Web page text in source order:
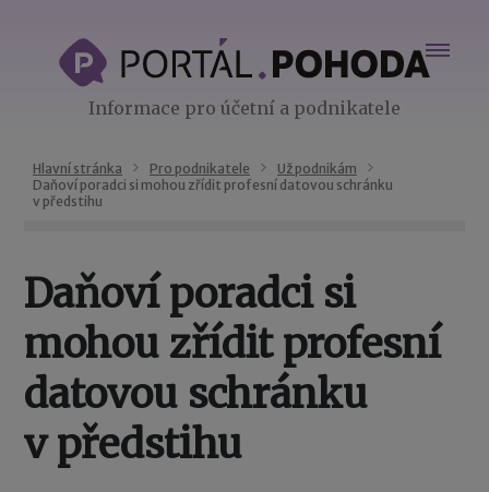
Informace pro účetní a podnikatele
Hlavní stránka Pro podnikatele
Už podnikám
Daňoví poradci si mohou zřídit profesní datovou schránku
v předstihu
Daňoví poradci si
mohou zřídit profesní
datovou schránku
v předstihu